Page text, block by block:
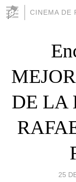
CINEMA DE
DE LA
25